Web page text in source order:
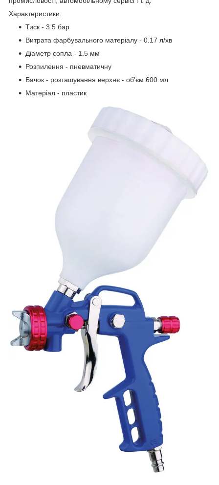
Характеристики:
Тиск - 3.5 бар
Витрата фарбувального матеріалу - 0.17 л/хв
Діаметр сопла - 1.5 мм
Розпилення - пневматичну
Бачок - розташування верхнє - об'єм 600 мл
Матеріал - пластик